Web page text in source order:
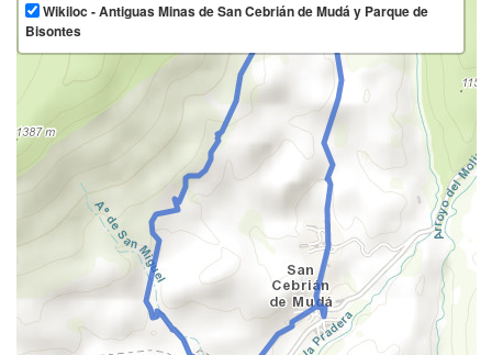
Wikiloc - Antiguas Minas de San Cebrián de Mudá y Parque de
Bisontes